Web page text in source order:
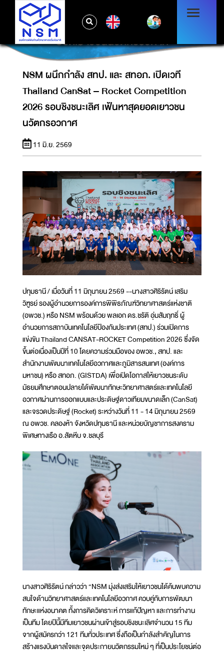
NSM ผนึกกำลัง สทป. และ สทอภ. เปิดเวที
THAILAND CANSAT – ROCKET
COMPETITION 2026 รอบชิงชนะเลิศ เฟ้นหาสุด
ยอดเยาวชนนวัตกรอวกาศ
NSM ผนึกกำลัง สทป. และ สทอภ. เปิดเวที
Thailand CanSat – Rocket Competition
2026 รอบชิงชนะเลิศ เฟ้นหาสุดยอดเยาวชน
นวัตกรอวกาศ
11 มิ.ย. 2569
ปทุมธานี / เมื่อวันที่ 11 มิถุนายน 2569 --นางสาวศิริรัตน์ เสริม
วิฑูรย์ รองผู้อำนวยการองค์การพิพิธภัณฑ์วิทยาศาสตร์แห่งชาติ
(อพวช.) หรือ NSM พร้อมด้วย พลเอก ดร.ชรัติ อุ่มสัมฤทธิ์ ผู้
อำนวยการสถาบันเทคโนโลยีป้องกันประเทศ (สทป.) ร่วมเปิดการ
แข่งขัน Thailand CANSAT-ROCKET Competition 2026 ซึ่งจัด
ขึ้นต่อเนื่องเป็นปีที่ 10 โดยความร่วมมือของ อพวช., สทป. และ
สำนักงานพัฒนาเทคโนโลยีอวกาศและภูมิสารสนเทศ (องค์การ
มหาชน) หรือ สทอภ. (GISTDA) เพื่อเปิดโอกาสให้เยาวชนระดับ
มัธยมศึกษาตอนปลายได้พัฒนาทักษะวิทยาศาสตร์และเทคโนโลยี
อวกาศผ่านการออกแบบและประดิษฐ์ดาวเทียมขนาดเล็ก (CanSat)
และจรวดประดิษฐ์ (Rocket) ระหว่างวันที่ 11 - 14 มิถุนายน 2569
ณ อพวช. คลองห้า จังหวัดปทุมธานี และหน่วยบัญชาการสงคราม
พิเศษทางเรือ อ.สัตหีบ จ.ชลบุรี
นางสาวศิริรัตน์ กล่าวว่า “NSM มุ่งส่งเสริมให้เยาวชนได้ค้นพบความ
สนใจด้านวิทยาศาสตร์และเทคโนโลยีอวกาศ ควบคู่กับการพัฒนา
ทักษะแห่งอนาคต ทั้งการคิดวิเคราะห์ การแก้ปัญหา และการทำงาน
เป็นทีม โดยปีนี้มีทีมเยาวชนผ่านเข้าสู่รอบชิงชนะเลิศจำนวน 15 ทีม
จากผู้สมัครกว่า 121 ทีมทั่วประเทศ ซึ่งถือเป็นกำลังสำคัญในการ
สร้างแรงบันดาลใจและจุดประกายนวัตกรรมใหม่ ๆ ที่เป็นประโยชน์ต่อ